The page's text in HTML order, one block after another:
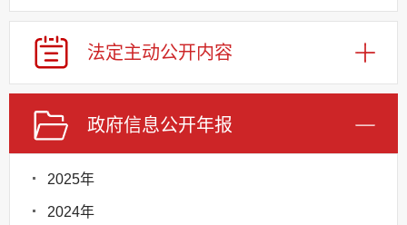
法定主动公开内容
政府信息公开年报
2025年
2024年